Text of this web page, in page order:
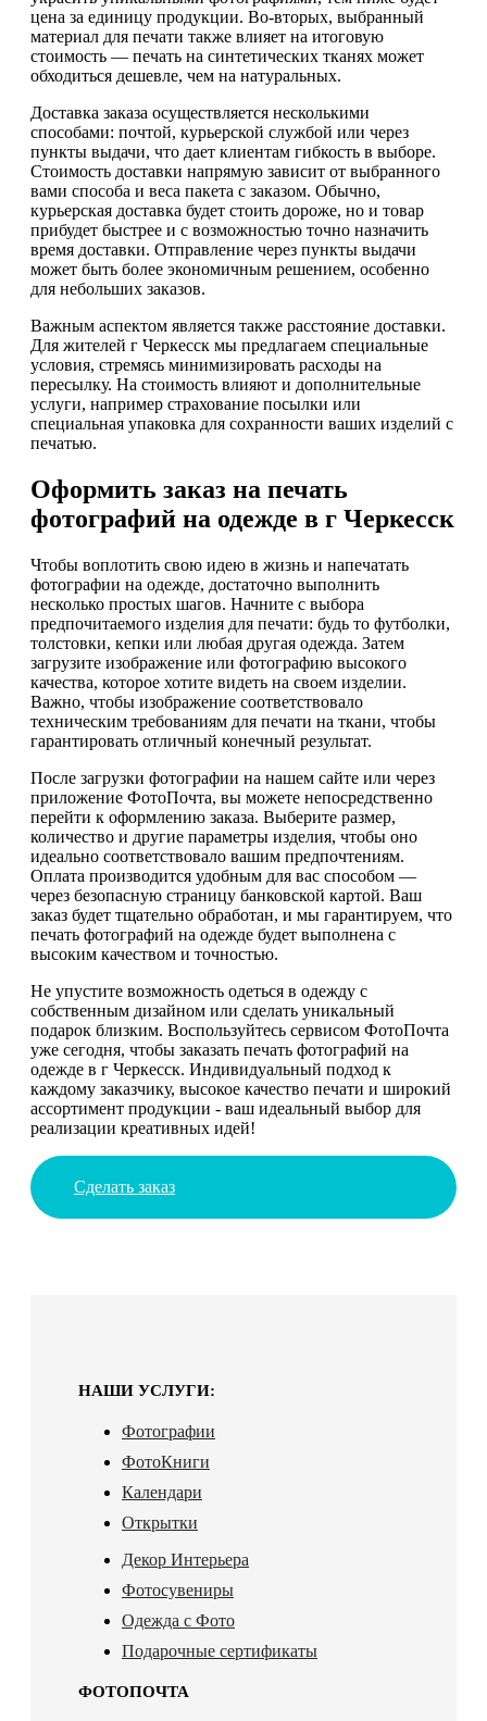
цена за единицу продукции. Во-вторых, выбранный
материал для печати также влияет на итоговую
стоимость — печать на синтетических тканях может
обходиться дешевле, чем на натуральных.
Доставка заказа осуществляется несколькими
способами: почтой, курьерской службой или через
пункты выдачи, что дает клиентам гибкость в выборе.
Стоимость доставки напрямую зависит от выбранного
вами способа и веса пакета с заказом. Обычно,
курьерская доставка будет стоить дороже, но и товар
прибудет быстрее и с возможностью точно назначить
время доставки. Отправление через пункты выдачи
может быть более экономичным решением, особенно
для небольших заказов.
Важным аспектом является также расстояние доставки.
Для жителей г Черкесск мы предлагаем специальные
условия, стремясь минимизировать расходы на
пересылку. На стоимость влияют и дополнительные
услуги, например страхование посылки или
специальная упаковка для сохранности ваших изделий с
печатью.
Оформить заказ на печать
фотографий на одежде в г Черкесск
Чтобы воплотить свою идею в жизнь и напечатать
фотографии на одежде, достаточно выполнить
несколько простых шагов. Начните с выбора
предпочитаемого изделия для печати: будь то футболки,
толстовки, кепки или любая другая одежда. Затем
загрузите изображение или фотографию высокого
качества, которое хотите видеть на своем изделии.
Важно, чтобы изображение соответствовало
техническим требованиям для печати на ткани, чтобы
гарантировать отличный конечный результат.
После загрузки фотографии на нашем сайте или через
приложение ФотоПочта, вы можете непосредственно
перейти к оформлению заказа. Выберите размер,
количество и другие параметры изделия, чтобы оно
идеально соответствовало вашим предпочтениям.
Оплата производится удобным для вас способом —
через безопасную страницу банковской картой. Ваш
заказ будет тщательно обработан, и мы гарантируем, что
печать фотографий на одежде будет выполнена с
высоким качеством и точностью.
Не упустите возможность одеться в одежду с
собственным дизайном или сделать уникальный
подарок близким. Воспользуйтесь сервисом ФотоПочта
уже сегодня, чтобы заказать печать фотографий на
одежде в г Черкесск. Индивидуальный подход к
каждому заказчику, высокое качество печати и широкий
ассортимент продукции - ваш идеальный выбор для
реализации креативных идей!
Сделать заказ
НАШИ УСЛУГИ:
Фотографии
ФотоКниги
Календари
Открытки
Декор Интерьера
Фотосувениры
Одежда с Фото
Подарочные сертификаты
ФОТОПОЧТА